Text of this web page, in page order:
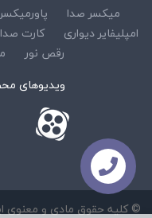
میکسر صدا
امپلیفایر دیواری
کارت صدا
رقص نور
ویدیوهای
© کلیه حقوق مادی و معنوی